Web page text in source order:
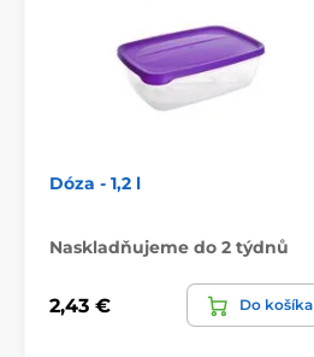
Dóza - 1,2 l
Naskladňujeme do 2 týdnů
2,43 € Do košíka